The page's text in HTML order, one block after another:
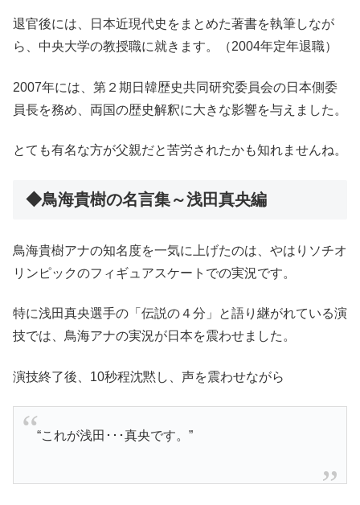
退官後には、日本近現代史をまとめた著書を執筆しなが
ら、中央大学の教授職に就きます。（2004年定年退職）
2007年には、第２期日韓歴史共同研究委員会の日本側委
員長を務め、両国の歴史解釈に大きな影響を与えました。
とても有名な方が父親だと苦労されたかも知れませんね。
◆鳥海貴樹の名言集～浅田真央編
鳥海貴樹アナの知名度を一気に上げたのは、やはりソチオ
リンピックのフィギュアスケートでの実況です。
特に浅田真央選手の「伝説の４分」と語り継がれている演
技では、鳥海アナの実況が日本を震わせました。
演技終了後、10秒程沈黙し、声を震わせながら
“これが浅田･･･真央です。”